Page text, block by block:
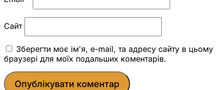
Сайт
Зберегти моє ім'я, e-mail, та адресу сайту в цьому
браузері для моїх подальших коментарів.